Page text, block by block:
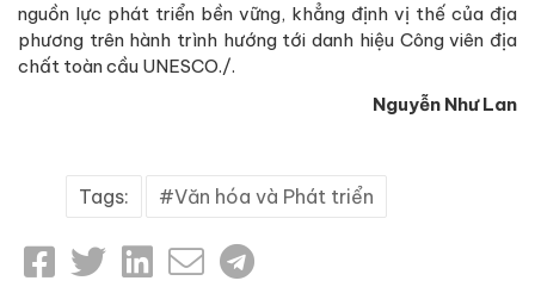
nguồn lực phát triển bền vững, khẳng định vị thế của địa
phương trên hành trình hướng tới danh hiệu Công viên địa
chất toàn cầu UNESCO./.
Nguyễn Như Lan
Tags: Văn hóa và Phát triển